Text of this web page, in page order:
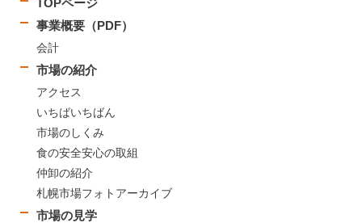
事業概要（PDF）
会計
市場の紹介
アクセス
いちばいちばん
市場のしくみ
食の安全安心の取組
仲卸の紹介
札幌市場フォトアーカイブ
市場の見学